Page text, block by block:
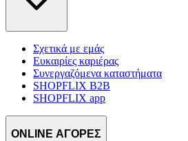
Σχετικά με εμάς
Ευκαιρίες καριέρας
Συνεργαζόμενα καταστήματα
SHOPFLIX B2B
SHOPFLIX app
ONLINE ΑΓΟΡΕΣ